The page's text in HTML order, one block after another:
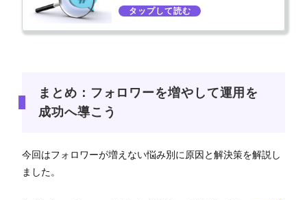
まとめ：フォロワーを増やして運用を
成功へ導こう
今回はフォロワーが増えない悩み別に原因と解決策を解説し
ました。